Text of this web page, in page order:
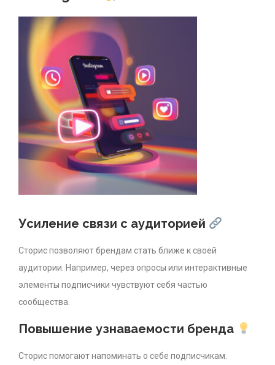
Усиление связи с аудиторией
Сторис позволяют брендам стать ближе к своей
аудитории. Например, через опросы или интерактивные
элементы подписчики чувствуют себя частью
сообщества.
Повышение узнаваемости бренда
Сторис помогают напоминать о себе подписчикам.